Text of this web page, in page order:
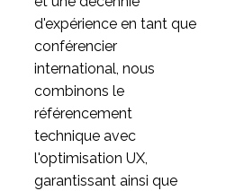
d'expérience en tant que
conférencier
international, nous
combinons le
référencement
technique avec
l'optimisation UX,
garantissant ainsi que